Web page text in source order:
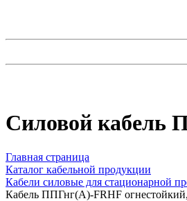
Силовой кабель
Главная страница
Каталог кабельной продукции
Кабели силовые для стационарной
Кабель ППГнг(А)-FRHF